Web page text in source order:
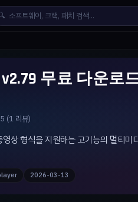
v2.79 무료 다운로
(1 리뷰)
상 형식을 지원하는 고기능의 멀티미
2026-03-13